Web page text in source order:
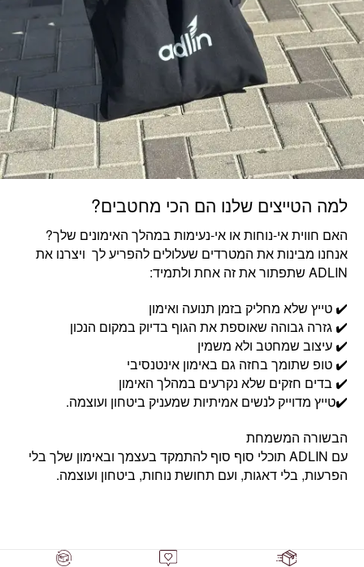
למה הטייצים שלנו הם הכי מחטבים?
האם חווית אי-נוחות או אי-נעימות במהלך האימונים שלך?
אנחנו מבינות את המטרדים שעלולים להפריע לך ויצרנו את
ADLIN שתפתור את זה אחת ולתמיד:
✔️ טייץ שלא מחליק בזמן תנועה ואימון
✔️ גזרה גבוהה שאוספת את הגוף בדיוק במקום הנכון
✔️ עיצוב שמחטב ולא משמין
✔️ טופ שתומך בחזה גם באימון אינטנסיבי
✔️ בדים חזקים שלא נקרעים במהלך האימון
✔️טייץ מדוייק לנשים אמיתיות שמעניק ביטחון ועוצמה.
הבשורה המשמחת
עם ADLIN תוכלי סוף סוף להתמקד בעצמך ובאימון שלך בלי
הפרעות, בלי דאגות, ועם תחושת נוחות, ביטחון ועוצמה.